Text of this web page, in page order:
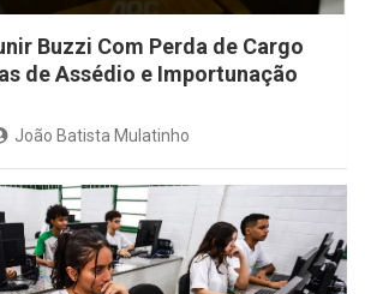
Buzzi Com Perda de Cargo
de Assédio e Importunação
João Batista Mulatinho